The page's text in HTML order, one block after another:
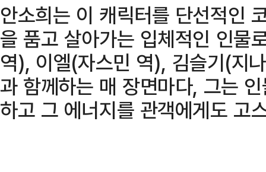
안소희는 이 캐릭터를 단선적인
을 품고 살아가는 입체적인 인물
역), 이엘(자스민 역), 김슬기(지
과 함께하는 매 장면마다, 그는
하고 그 에너지를 관객에게도 고